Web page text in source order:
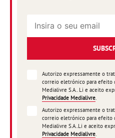
Autorizo expressamente o
correio eletrónico para efeito
Medialivre S.A.. Li e aceito
Privacidade Medialivre.
Autorizo expressamente o
correio eletrónico para efeito
Medialivre S.A..Li e aceito
Privacidade Medialivre.